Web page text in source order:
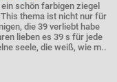
schön farbigen ziegel
thema ist nicht nur für
die 39 verliebt habe
lieben es 39 s für jede
seele, die weiß, wie m..